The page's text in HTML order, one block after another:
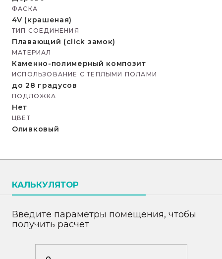
ФАСКА
4V (крашеная)
ТИП СОЕДИНЕНИЯ
Плавающий (click замок)
МАТЕРИАЛ
Каменно-полимерный композит
ИСПОЛЬЗОВАНИЕ С ТЕПЛЫМИ ПОЛАМИ
до 28 градусов
ПОДЛОЖКА
Нет
ЦВЕТ
Оливковый
КАЛЬКУЛЯТОР
Введите параметры помещения, чтобы
получить расчёт